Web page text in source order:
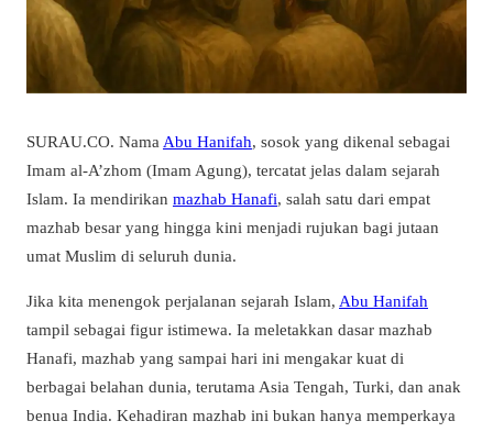
SURAU.CO. Nama Abu Hanifah, sosok yang dikenal sebagai
Imam al-A’zhom (Imam Agung), tercatat jelas dalam sejarah
Islam. Ia mendirikan mazhab Hanafi, salah satu dari empat
mazhab besar yang hingga kini menjadi rujukan bagi jutaan
umat Muslim di seluruh dunia.
Jika kita menengok perjalanan sejarah Islam, Abu Hanifah
tampil sebagai figur istimewa. Ia meletakkan dasar mazhab
Hanafi, mazhab yang sampai hari ini mengakar kuat di
berbagai belahan dunia, terutama Asia Tengah, Turki, dan anak
benua India. Kehadiran mazhab ini bukan hanya memperkaya